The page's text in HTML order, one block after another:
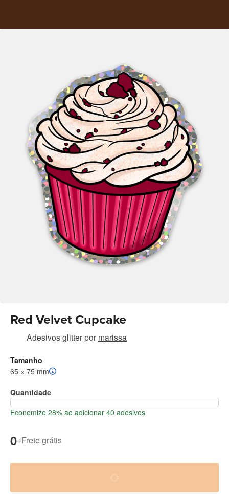
Red Velvet Cupcake
Adesivos glitterpor marissa
Tamanho
65 × 75 mm
Quantidade
Economize 28% ao adicionar 40 adesivos
0+Frete grátis